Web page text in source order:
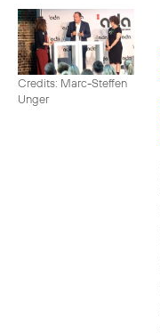
Credits: Marc-Steffen
Unger